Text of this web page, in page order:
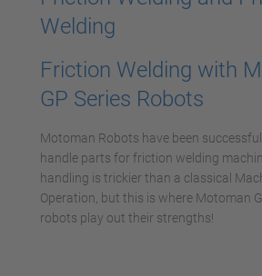
Welding
Friction Welding with
GP Series Robots
Motoman Robots have been
handle parts for friction welding
handling is trickier than a classical
Operation, but this is where Motoman
robots play out their strengths!